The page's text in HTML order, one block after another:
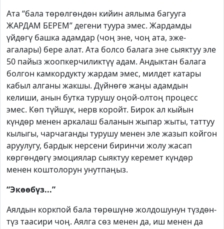
Ата “бала төрөлгөндөн кийин аялыма багууга
ЖАРДАМ БЕРЕМ” дегени туура эмес. Жардамды
үйдөгү башка адамдар (чоң эне, чоң ата, эже-
агалары) бере алат. Ата болсо балага эне сыяктуу эле
50 пайыз жоопкерчиликтүү адам. Андыктан балага
болгон камкордукту жардам эмес, милдет катары
кабыл алганы жакшы. Дүйнөгө жаңы адамдын
келиши, анын бутка турушу оңой-олтоң процесс
эмес. Көп түйшүк, нерв коройт. Бирок ал кыйын
күндөр менен аркалаш баланын жыпар жыты, таттуу
кылыгы, чарчаганды турушу менен эле жазып койгон
аруулугу, бардык нерсени биринчи жолу жасап
көргөндөгү эмоциялар сыяктуу керемет күндөр
менен коштолорун унутпаңыз.
“Экөөбүз...”
Аялдын коркпой бала төрөшүнө жолдошунун түздөн-
түз таасири чоң. Аялга сөз менен да, иш менен да